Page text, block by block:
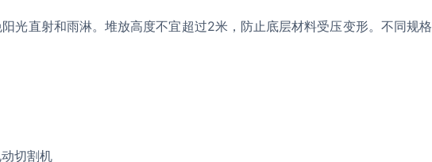
光直射和雨淋。堆放高度不宜超过2米，防止底层材料受压变形。不同规格
切割机